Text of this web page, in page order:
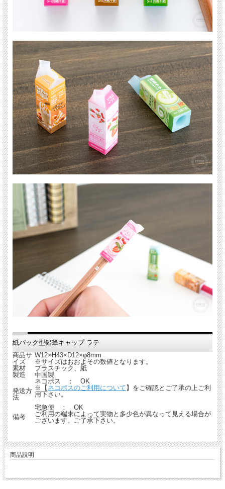
紙パック型鉛筆キャップ ラテ
商品サ
イズ
W12×H43×D12×φ8mm
※サイズはおおよその数値となります。
素材
プラスチック、紙
製造
中国製
発送方
法
ネコポス ： OK
※【 ネコポスのご利用について 】をご確認とご了承の上ご利
用下さい。
宅急便 ： OK
備考
ご利用の端末によって実物と多少色が異なって見える場合が
ございます。ご了承下さい。
商品説明